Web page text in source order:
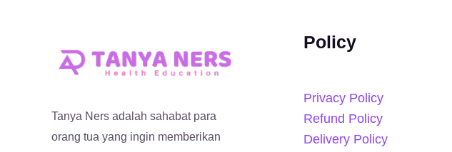
Tanya Ners adalah sahabat para
orang tua yang ingin memberikan
Policy
Privacy Policy
Refund Policy
Delivery Policy